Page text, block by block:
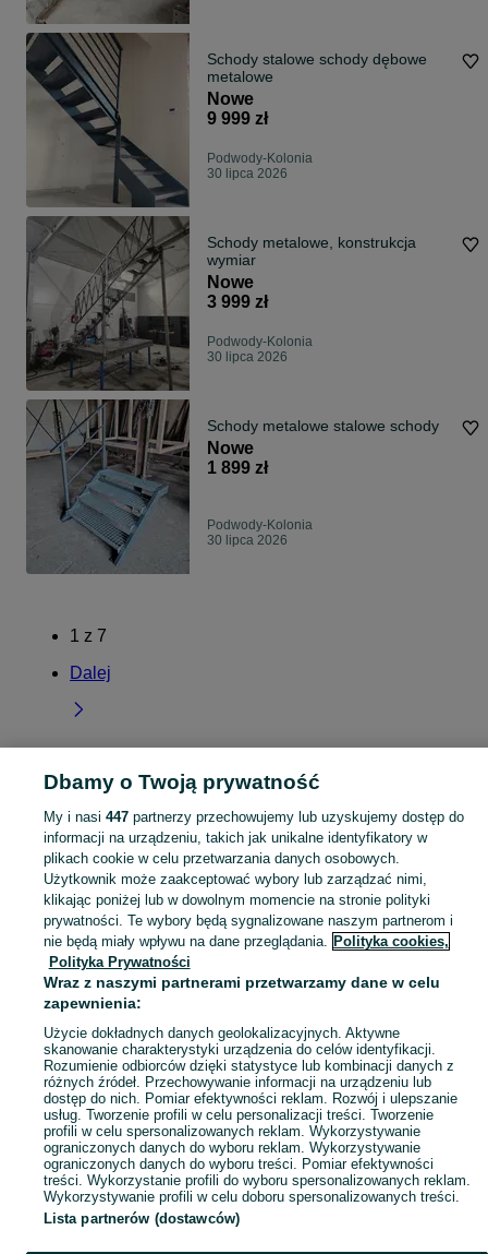
Schody stalowe schody dębowe
metalowe
Nowe
9 999 zł
Podwody-Kolonia
30 lipca 2026
Schody metalowe, konstrukcja
wymiar
Nowe
3 999 zł
Podwody-Kolonia
30 lipca 2026
Schody metalowe stalowe schody
Nowe
1 899 zł
Podwody-Kolonia
30 lipca 2026
1 z 7
Dalej
Strona główna Łódzkie Podwody-Kolonia
KATEGORIA
Skorzystaj z największego serwisu ogłoszeniowego - Podwody-Kolonia i okolice! Kupuj to, czego pragniesz i sprzedawaj to, czego już nie potrzebujesz! Zobacz
Mapa kategorii
Mapa miejscowości
Mapa ministron
Popularne wyszukiwania
Dbamy o Twoją prywatność
My i nasi 447partnerzy przechowujemy lub uzyskujemy dostęp do
informacji na urządzeniu, takich jak unikalne identyfikatory w
plikach cookie w celu przetwarzania danych osobowych.
Użytkownik może zaakceptować wybory lub zarządzać nimi,
klikając poniżej lub w dowolnym momencie na stronie polityki
prywatności. Te wybory będą sygnalizowane naszym partnerom i
nie będą miały wpływu na dane przeglądania. Polityka cookies,
Polityka Prywatności
Wraz z naszymi partnerami przetwarzamy dane w celu
zapewnienia:
Użycie dokładnych danych geolokalizacyjnych. Aktywne
skanowanie charakterystyki urządzenia do celów identyfikacji.
Rozumienie odbiorców dzięki statystyce lub kombinacji danych z
różnych źródeł. Przechowywanie informacji na urządzeniu lub
dostęp do nich. Pomiar efektywności reklam. Rozwój i ulepszanie
usług. Tworzenie profili w celu personalizacji treści. Tworzenie
profili w celu spersonalizowanych reklam. Wykorzystywanie
ograniczonych danych do wyboru reklam. Wykorzystywanie
ograniczonych danych do wyboru treści. Pomiar efektywności
treści. Wykorzystanie profili do wyboru spersonalizowanych reklam.
Wykorzystywanie profili w celu doboru spersonalizowanych treści.
Lista partnerów (dostawców)